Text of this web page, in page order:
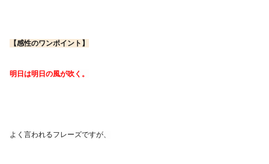
【感性のワンポイント】
明日は明日の風が吹く。
よく言われるフレーズですが、